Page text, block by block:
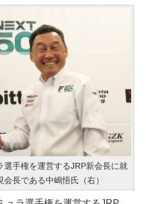
手権を運営するJRP新会長に就
長である中嶋悟氏（右）